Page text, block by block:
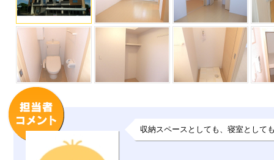
収納スペースとしても、寝室として